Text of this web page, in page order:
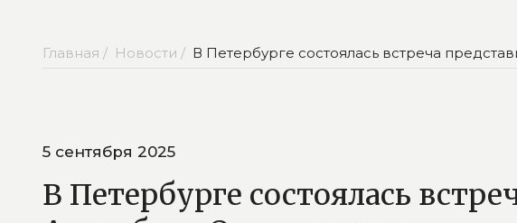
Главная / Новости / В Петербурге состоялась встреча
5 сентября 2025
В Петербурге состоялась